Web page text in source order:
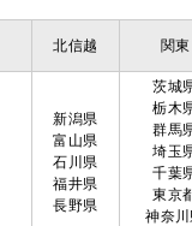
北信越 関東
新潟県
富山県
石川県
福井県
長野県
茨城
栃木
群馬
埼玉
千葉
東京
神奈